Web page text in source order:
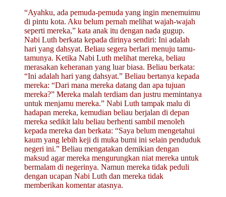
“Ayahku, ada pemuda-pemuda yang ingin menemuimu
di pintu kota. Aku belum pernah melihat wajah-wajah
seperti mereka,” kata anak itu dengan nada gugup.
Nabi Luth berkata kepada dirinya sendiri: Ini adalah
hari yang dahsyat. Beliau segera berlari menuju tamu-
tamunya. Ketika Nabi Luth melihat mereka, beliau
merasakan keheranan yang luar biasa. Beliau berkata:
“Ini adalah hari yang dahsyat.” Beliau bertanya kepada
mereka: “Dari mana mereka datang dan apa tujuan
mereka?” Mereka malah terdiam dan justru memintanya
untuk menjamu mereka.” Nabi Luth tampak malu di
hadapan mereka, kemudian beliau berjalan di depan
mereka sedikit lalu beliau berhenti sambil menoleh
kepada mereka dan berkata: “Saya belum mengetahui
kaum yang lebih keji di muka bumi ini selain penduduk
negeri ini.” Beliau mengatakan demikian dengan
maksud agar mereka mengurungkan niat mereka untuk
bermalam di negerinya. Namun mereka tidak peduli
dengan ucapan Nabi Luth dan mereka tidak
memberikan komentar atasnya.